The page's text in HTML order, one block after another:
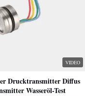
VIDEO
Drucktransmitter Diffus
Wasseröl-Test